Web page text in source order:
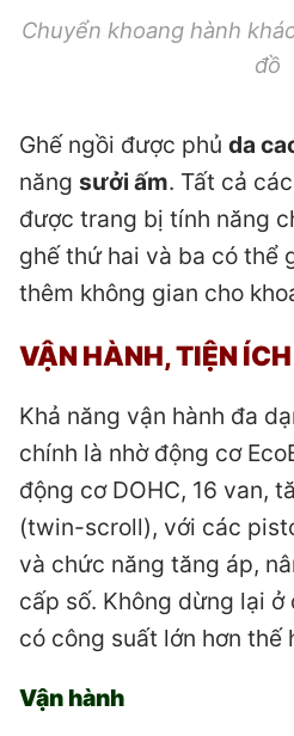
Chuyển khoang hành
đồ
Ghế ngồi được phủ da
năng sưởi ấm. Tất cả
được trang bị tính năng
ghế thứ hai và ba có thể
thêm không gian cho
VẬN HÀNH, TIỆN
Khả năng vận hành đa
chính là nhờ động cơ
động cơ DOHC, 16 van,
(twin-scroll), với các
và chức năng tăng áp,
cấp số. Không dừng lại
có công suất lớn hơn thế
Vận hành